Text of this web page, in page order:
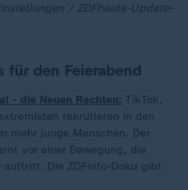
/ ZDFheute-Update-
für den Feierabend
- die Neuen Rechten: TikTok,
rekrutieren in den
mehr junge Menschen. Der
vor einer Bewegung, die
auftritt. Die ZDFinfo-Doku gibt